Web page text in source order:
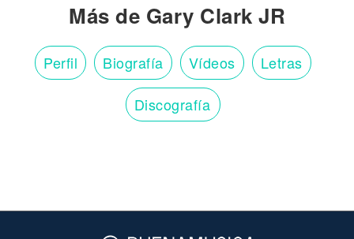
Más de Gary Clark JR
Perfil Biografía Vídeos Letras
Discografía